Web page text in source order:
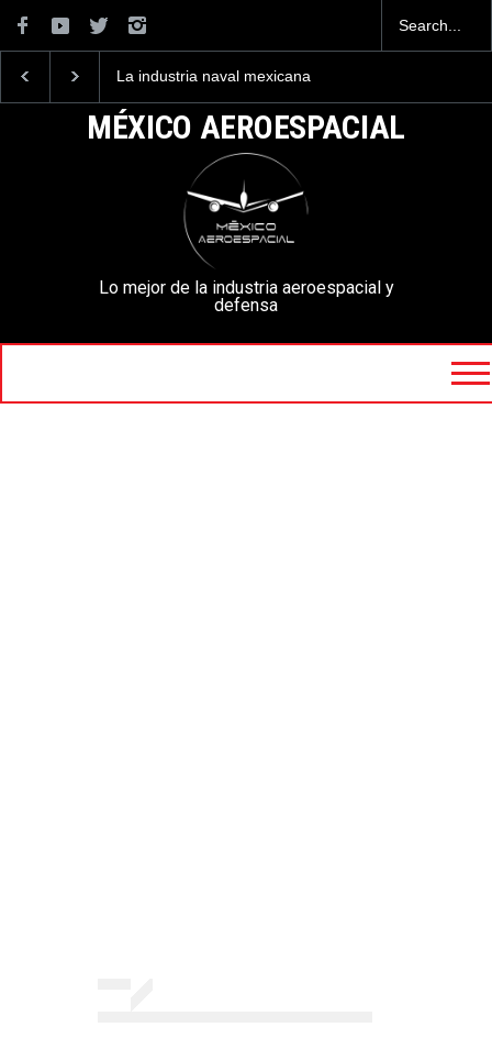
La industria naval mexicana
la Armada de México
mexicanos cuesta 2.9
millones de dólares
MÉXICO AEROESPACIAL
Lo mejor de la industria aeroespacial y
defensa